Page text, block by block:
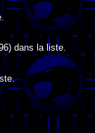
dans la liste.